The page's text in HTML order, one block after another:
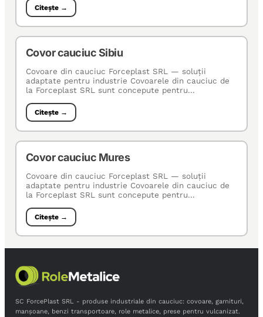
Citește →
Covor cauciuc Sibiu
Covoare din cauciuc Forceplast SRL — soluţii
adaptate pentru industrie Covoarele din cauciuc de
la Forceplast SRL sunt concepute pentru...
Citește →
Covor cauciuc Mures
Covoare din cauciuc Forceplast SRL — soluţii
adaptate pentru industrie Covoarele din cauciuc de
la Forceplast SRL sunt concepute pentru...
Citește →
SC ForcePlast SRL - produse industriale din cauciuc: covoare, garnituri,
manșoane, benzi transportoare, role metalice, prese pentru vulcanizat.